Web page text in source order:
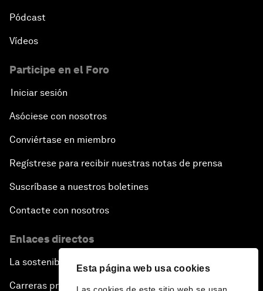
Esta página web usa cookies
Pódcast
Vídeos
Participe en el Foro
Iniciar sesión
Asóciese con nosotros
Conviértase en miembro
Regístrese para recibir nuestras notas de prensa
Suscríbase a nuestros boletines
Contacte con nosotros
Enlaces directos
La sostenibilidad en el Foro
Carreras profesionales